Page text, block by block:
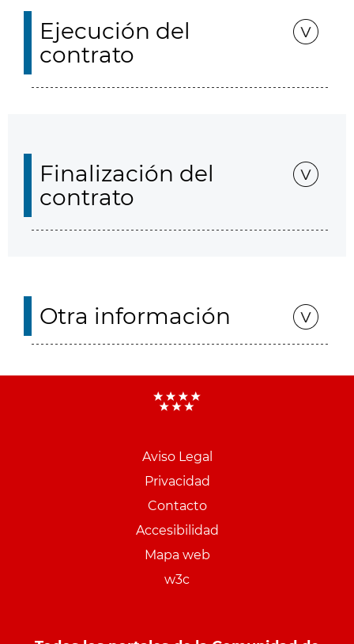
Ejecución del
contrato
Finalización del
contrato
Otra información
Aviso Legal
Privacidad
Contacto
Accesibilidad
Mapa web
w3c